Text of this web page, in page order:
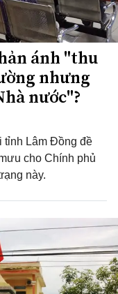
ánh "thu
nhưng
nước"?
tỉnh Lâm Đồng đề
cho Chính phủ
này.